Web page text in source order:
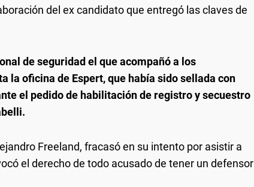
del ex candidato que entregó las claves de
de seguridad el que acompañó a los
la oficina de Espert, que había sido sellada con
el pedido de habilitación de registro y secuestro
Freeland, fracasó en su intento por asistir a
el derecho de todo acusado de tener un defensor